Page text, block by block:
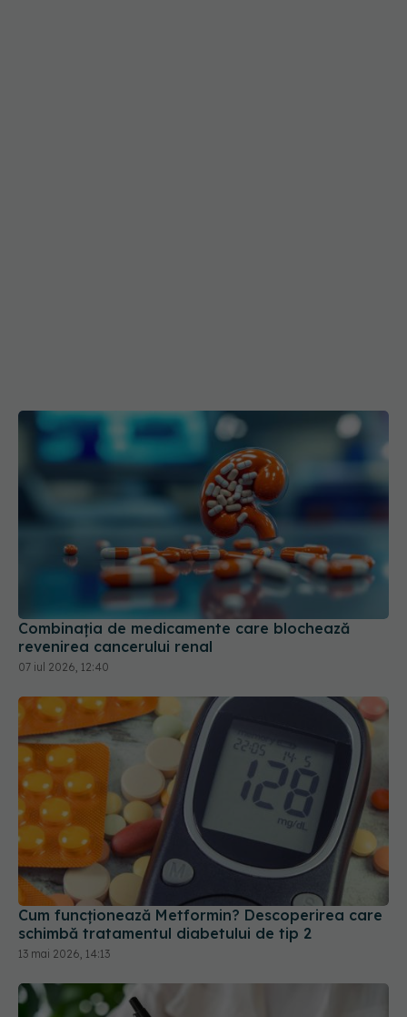
Combinația de medicamente care blochează
revenirea cancerului renal
Cum funcționează Metformin? Descoperirea care
schimbă tratamentul diabetului de tip 2
13 mai 2026, 14:13